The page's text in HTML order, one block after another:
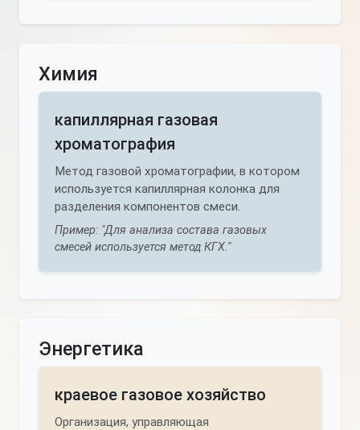
Химия
капиллярная газовая
хроматография
Метод газовой хроматографии, в котором
используется капиллярная колонка для
разделения компонентов смеси.
Пример: "Для анализа состава газовых
смесей используется метод КГХ."
Энергетика
краевое газовое хозяйство
Организация, управляющая